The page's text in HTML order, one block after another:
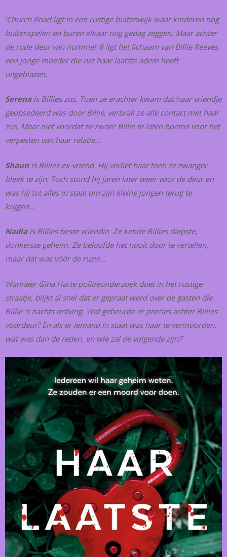
‘Church Road ligt in een rustige buitenwijk waar kinderen nog
buitenspelen en buren elkaar nog gedag zeggen. Maar achter
de rode deur van nummer 8 ligt het lichaam van Billie Reeves,
een jonge moeder die net haar laatste adem heeft
uitgeblazen.
Serena is Billies zus. Toen ze erachter kwam dat haar vriendje
geobsedeerd was door Billie, verbrak ze alle contact met haar
zus. Maar niet voordat ze zwoer Billie te laten boeten voor het
verpesten van haar relatie…
Shaun is Billies ex-vriend. Hij verliet haar toen ze zwanger
bleek te zijn. Toch stond hij jaren later weer voor de deur en
was hij tot alles in staat om zijn kleine jongen terug te
krijgen…
Nadia is Billies beste vriendin. Ze kende Billies diepste,
donkerste geheim. Ze beloofde het nooit door te vertellen,
maar dat was vóór de ruzie…
Wanneer Gina Harte politieonderzoek doet in het rustige
straatje, blijkt al snel dat er gepraat werd over de gasten die
Billie ’s nachts ontving. Wat gebeurde er precies achter Billies
voordeur? En als er iemand in staat was haar te vermoorden:
wat was dan de reden, en wie zal de volgende zijn?’